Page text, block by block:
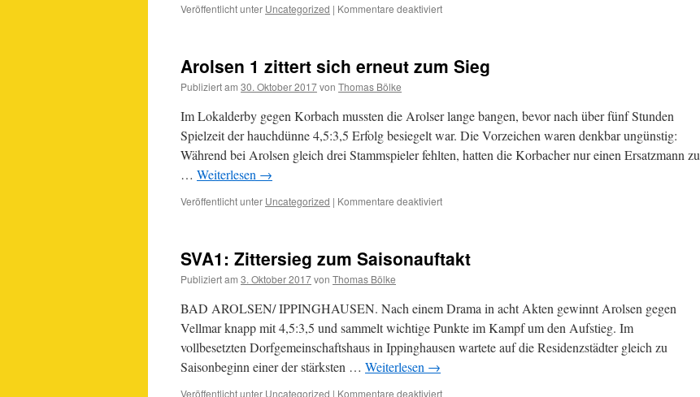
Veröffentlicht unter Uncategorized | Kommentare deaktiviertfür
gegen
Angstgegner
Kassel
Arolsen 1 zittert sich erneut zum Sieg
Publiziert am 30. Oktober 2017von Thomas Bölke
Im Lokalderby gegen Korbach mussten die Arolser lange bangen, bevor nach über fünf Stunden
Spielzeit der hauchdünne 4,5:3,5 Erfolg besiegelt war. Die Vorzeichen waren denkbar ungünstig:
Während bei Arolsen gleich drei Stammspieler fehlten, hatten die Korbacher nur einen Ersatzmann zu
… Weiterlesen →
Veröffentlicht unter Uncategorized | Kommentare deaktiviertfür
sich
Sieg
SVA1: Zittersieg zum Saisonauftakt
Publiziert am 3. Oktober 2017von Thomas Bölke
BAD AROLSEN/ IPPINGHAUSEN. Nach einem Drama in acht Akten gewinnt Arolsen gegen
Vellmar knapp mit 4,5:3,5 und sammelt wichtige Punkte im Kampf um den Aufstieg. Im
vollbesetzten Dorfgemeinschaftshaus in Ippinghausen wartete auf die Residenzstädter gleich zu
Saisonbeginn einer der stärksten … Weiterlesen →
Veröffentlicht unter Uncategorized | Kommentare deaktiviertfür